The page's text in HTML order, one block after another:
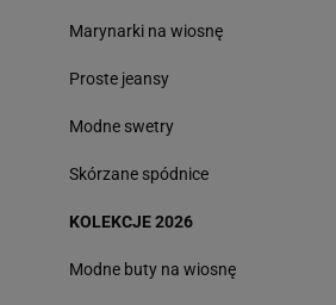
Marynarki na wiosnę
Proste jeansy
Modne swetry
Skórzane spódnice
KOLEKCJE 2026
Modne buty na wiosnę